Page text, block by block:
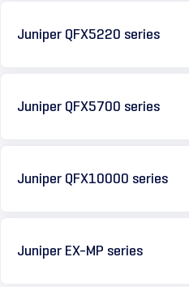
Juniper QFX5220 series
Juniper QFX5700 series
Juniper QFX10000 series
Juniper EX-MP series